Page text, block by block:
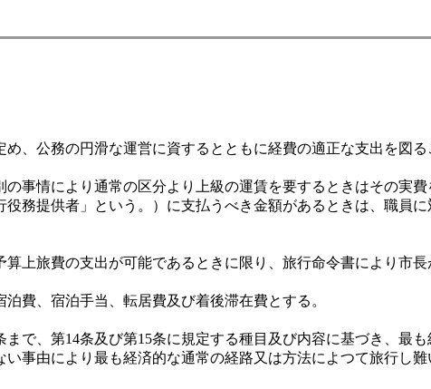
、公務の円滑な運営に資するとともに経費の適正な支出を図る
事情により通常の区分より上級の運賃を要するときはその実費
務提供者」という。）に支払うべき金額があるときは、職員
上旅費の支出が可能であるときに限り、旅行命令書により市長
費、宿泊手当、転居費及び着後滞在費とする。
で、第14条及び第15条に規定する種目及び内容に基づき、最
事由により最も経済的な通常の経路又は方法によつて旅行し